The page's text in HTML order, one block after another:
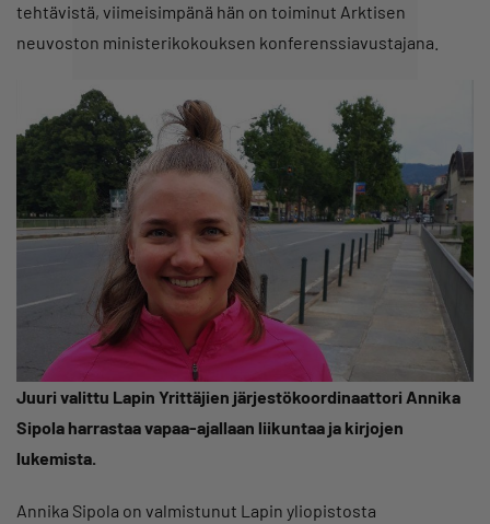
tehtävistä, viimeisimpänä hän on toiminut Arktisen
neuvoston ministerikokouksen konferenssiavustajana.
Juuri valittu Lapin Yrittäjien järjestökoordinaattori Annika
Sipola harrastaa vapaa-ajallaan liikuntaa ja kirjojen
lukemista.
Annika Sipola on valmistunut Lapin yliopistosta